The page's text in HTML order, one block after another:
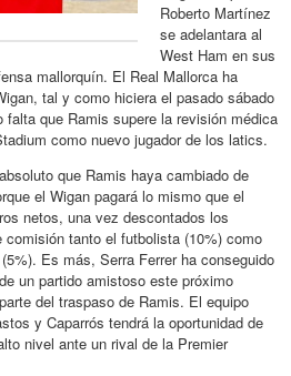
Roberto Martínez
se adelantara al
West Ham en sus
mallorquín. El Real Mallorca ha
tal y como hiciera el pasado sábado
que Ramis supere la revisión médica
como nuevo jugador de los latics.
que Ramis haya cambiado de
el Wigan pagará lo mismo que el
netos, una vez descontados los
comisión tanto el futbolista (10%) como
Es más, Serra Ferrer ha conseguido
un partido amistoso este próximo
del traspaso de Ramis. El equipo
y Caparrós tendrá la oportunidad de
nivel ante un rival de la Premier